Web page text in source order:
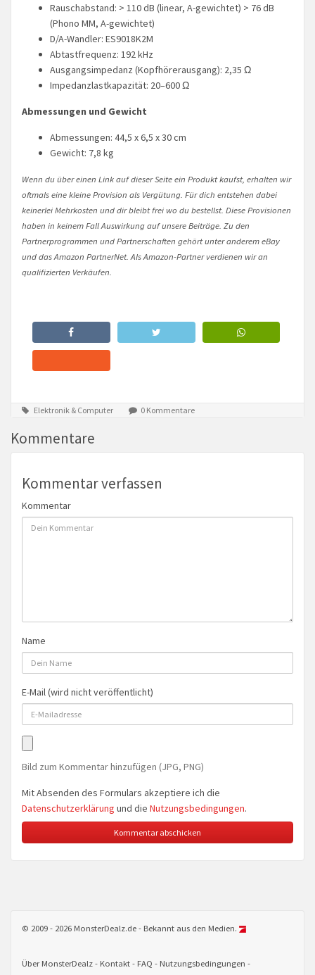
Rauschabstand: > 110 dB (linear, A-gewichtet) > 76 dB
(Phono MM, A-gewichtet)
D/A-Wandler: ES9018K2M
Abtastfrequenz: 192 kHz
Ausgangsimpedanz (Kopfhörerausgang): 2,35 Ω
Impedanzlastkapazität: 20–600 Ω
Abmessungen und Gewicht
Abmessungen: 44,5 x 6,5 x 30 cm
Gewicht: 7,8 kg
Wenn du über einen Link auf dieser Seite ein Produkt kaufst, erhalten wir
oftmals eine kleine Provision als Vergütung. Für dich entstehen dabei
keinerlei Mehrkosten und dir bleibt frei wo du bestellst. Diese Provisionen
haben in keinem Fall Auswirkung auf unsere Beiträge. Zu den
Partnerprogrammen und Partnerschaften gehört unter anderem eBay
und das Amazon PartnerNet. Als Amazon-Partner verdienen wir an
qualifizierten Verkäufen.
Elektronik & Computer 0 Kommentare
Kommentare
Kommentar verfassen
Kommentar
Name
E-Mail (wird nicht veröffentlicht)
Bild zum Kommentar hinzufügen (JPG, PNG)
Mit Absenden des Formulars akzeptiere ich die
Datenschutzerklärung und die Nutzungsbedingungen.
© 2009 - 2026 MonsterDealz.de - Bekannt aus den Medien.
Über MonsterDealz Kontakt FAQ Nutzungsbedingungen